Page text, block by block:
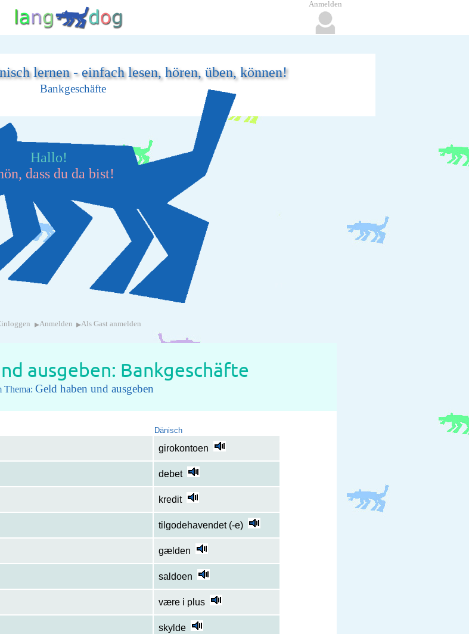
lernen - einfach lesen, hören, üben, können!
Bankgeschäfte
Hallo!
dass du da bist!
▸Anmelden ▸Als Gast anmelden
ausgeben: Bankgeschäfte
Thema: Geld haben und ausgeben
Dänisch
girokontoen
debet
kredit
tilgodehavendet (-e)
gælden
saldoen
være i plus
skylde
Anmelden